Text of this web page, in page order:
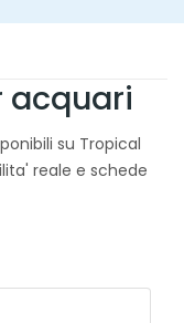
acquari
su Tropical
reale e schede